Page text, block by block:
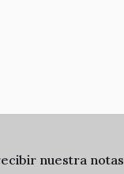
nuestra notas